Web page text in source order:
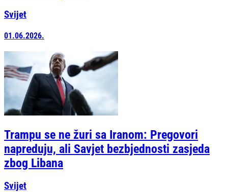
Svijet
01.06.2026.
Trampu se ne žuri sa Iranom: Pregovori
napreduju, ali Savjet bezbjednosti zasjeda
zbog Libana
Svijet